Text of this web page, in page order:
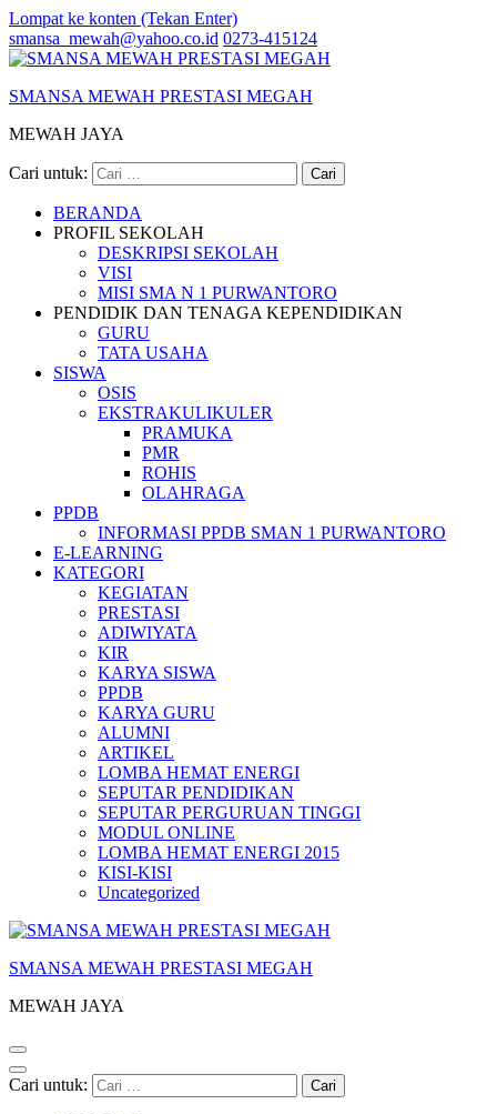
Lompat ke konten (Tekan Enter)
smansa_mewah@yahoo.co.id 0273-415124
SMANSA MEWAH PRESTASI MEGAH
MEWAH JAYA
Cari untuk:
BERANDA
PROFIL SEKOLAH
DESKRIPSI SEKOLAH
VISI
MISI SMA N 1 PURWANTORO
PENDIDIK DAN TENAGA KEPENDIDIKAN
GURU
TATA USAHA
SISWA
OSIS
EKSTRAKULIKULER
PRAMUKA
PMR
ROHIS
OLAHRAGA
PPDB
INFORMASI PPDB SMAN 1 PURWANTORO
E-LEARNING
KATEGORI
KEGIATAN
PRESTASI
ADIWIYATA
KIR
KARYA SISWA
PPDB
KARYA GURU
ALUMNI
ARTIKEL
LOMBA HEMAT ENERGI
SEPUTAR PENDIDIKAN
SEPUTAR PERGURUAN TINGGI
MODUL ONLINE
LOMBA HEMAT ENERGI 2015
KISI-KISI
Uncategorized
SMANSA MEWAH PRESTASI MEGAH
MEWAH JAYA
Cari untuk: